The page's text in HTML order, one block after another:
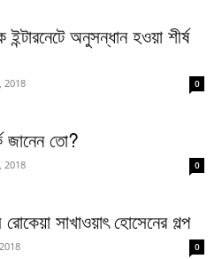
অনুসন্ধান হওয়া শীর্ষ
2018 0
জানেন তো?
2018 0
সাখাওয়াৎ হোসেনের গল্প
0